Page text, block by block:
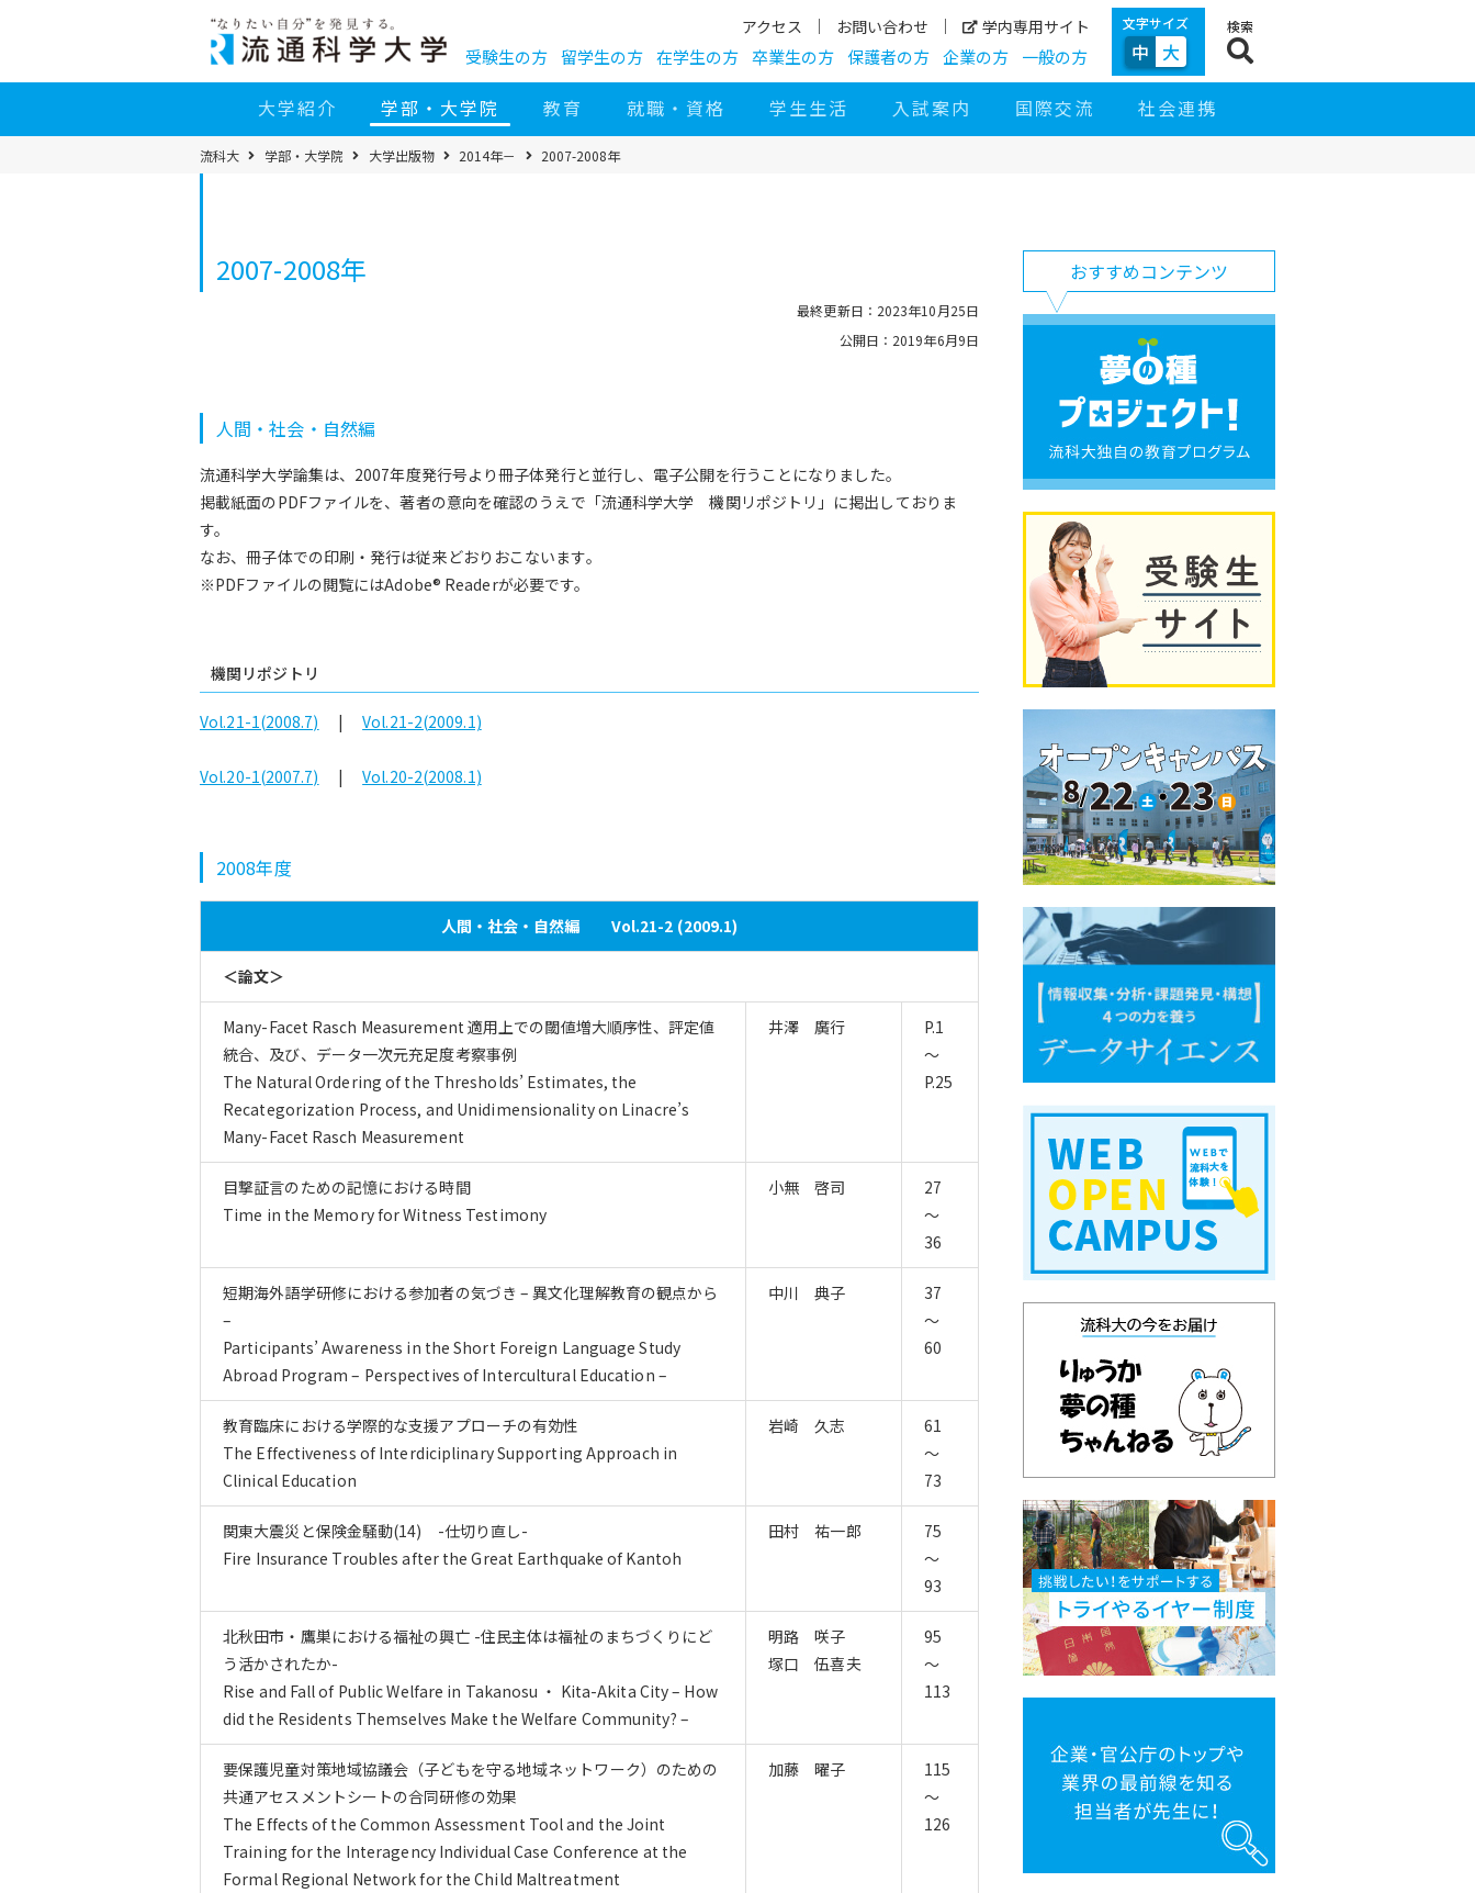
へ
アクセス お問い合わせ 学内専用サイト
受験生の方 留学生の方 在学生の方 卒業生の方 保護者の方 企業の方 一般の方
文字サイズ
中 大
検索
大学紹介 学部・大学院 教育 就職・資格 学生生活 入試案内 国際交流 社会連携
パ
ン
流科大 学部・大学院 大学出版物 2014年－ 2007-2008年
2007-2008年
最終更新日：2023年10月25日
公開日：2019年6月9日
人間・社会・自然編
流通科学大学論集は、2007年度発行号より冊子体発行と並行し、電子公開を行うことになりました。
掲載紙面のPDFファイルを、著者の意向を確認のうえで「流通科学大学 機関リポジトリ」に掲出しておりま
す。
なお、冊子体での印刷・発行は従来どおりおこないます。
※PDFファイルの閲覧にはAdobe® Readerが必要です。
機関リポジトリ
Vol.21-1(2008.7) |Vol.21-2(2009.1)
Vol.20-1(2007.7) |Vol.20-2(2008.1)
2008年度
人間・社会・自然編 Vol.21-2 (2009.1)
＜論文＞
Many-Facet Rasch Measurement 適用上での閾値増大順序性、評定値
統合、及び、データ一次元充足度考察事例
The Natural Ordering of the Thresholds’ Estimates, the
Recategorization Process, and Unidimensionality on Linacre’s
Many-Facet Rasch Measurement
井澤 廣行
P.1
～
P.25
目撃証言のための記憶における時間
Time in the Memory for Witness Testimony
小無 啓司
27
～
36
短期海外語学研修における参加者の気づき – 異文化理解教育の観点から
–
Participants’ Awareness in the Short Foreign Language Study
Abroad Program – Perspectives of Intercultural Education –
中川 典子
37
～
60
教育臨床における学際的な支援アプローチの有効性
The Effectiveness of Interdiciplinary Supporting Approach in
Clinical Education
岩崎 久志
61
～
73
関東大震災と保険金騒動(14) -仕切り直し-
Fire Insurance Troubles after the Great Earthquake of Kantoh
田村 祐一郎
75
～
93
北秋田市・鷹巣における福祉の興亡 -住民主体は福祉のまちづくりにど
う活かされたか-
Rise and Fall of Public Welfare in Takanosu ・ Kita-Akita City – How
did the Residents Themselves Make the Welfare Community? –
明路 咲子
塚口 伍喜夫
95
～
113
要保護児童対策地域協議会（子どもを守る地域ネットワーク）のための
共通アセスメントシートの合同研修の効果
The Effects of the Common Assessment Tool and the Joint
Training for the Interagency Individual Case Conference at the
Formal Regional Network for the Child Maltreatment
加藤 曜子
115
～
126
イ
ビ
ゲ
ー
サ
ト
ビ
お
す
コ
おすすめコンテンツ
夢
ト！
科
大
自
プ
ロ
グ
ラ
受
イ
ト
オ
ン
キ
ャ
ン
パ
ス
デ
ー
タ
サ
W
パ
ス
り
挑
戦
し
た
い！
を
サ
ポ
ー
ト
す
る
企
界